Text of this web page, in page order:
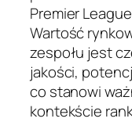
Premier
Wartość
zespołu jest
jakości,
co stanowi
kontekście